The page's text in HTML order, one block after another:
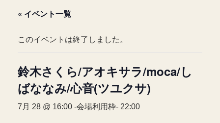
« イベント一覧
このイベントは終了しました。
鈴木さくら/アオキサラ/moca/し
ばななみ/心音(ツユクサ)
7月 28 @ 16:00 -会場利用枠- 22:00